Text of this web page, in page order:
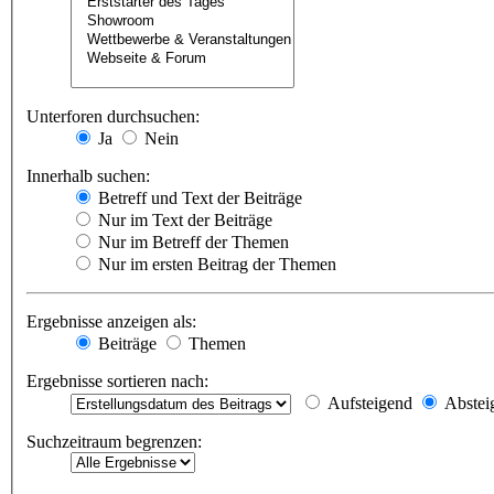
Unterforen durchsuchen:
Ja
Nein
Innerhalb suchen:
Betreff und Text der Beiträge
Nur im Text der Beiträge
Nur im Betreff der Themen
Nur im ersten Beitrag der Themen
Ergebnisse anzeigen als:
Beiträge
Themen
Ergebnisse sortieren nach:
Aufsteigend
Suchzeitraum begrenzen: